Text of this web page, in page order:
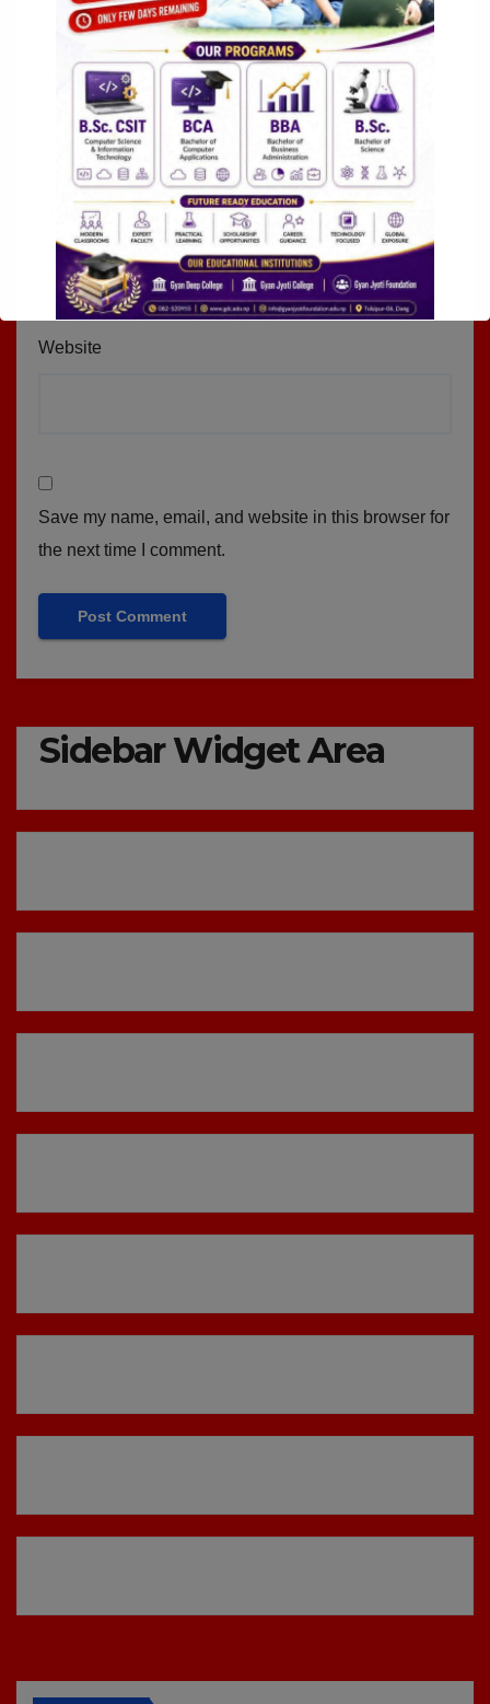
Name*
Email*
Website
Save my name, email, and website in this browser for
the next time I comment.
Sidebar Widget Area